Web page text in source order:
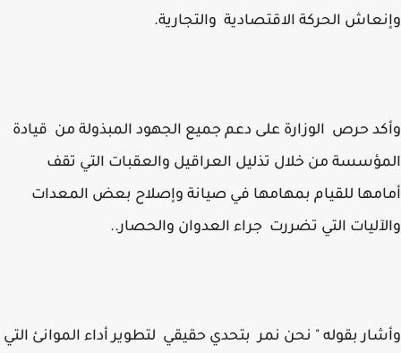
الحركة الاقتصادية والتجارية.
حرص الوزارة على دعم جميع الجهود المبذولة من قيادة
من خلال تذليل العراقيل والعقبات التي تقف
للقيام بمهامها في صيانة وإصلاح بعض المعدات
التي تضررت جراء العدوان والحصار..
بقوله " نحن نمر بتحدي حقيقي لتطوير أداء الموانئ التي